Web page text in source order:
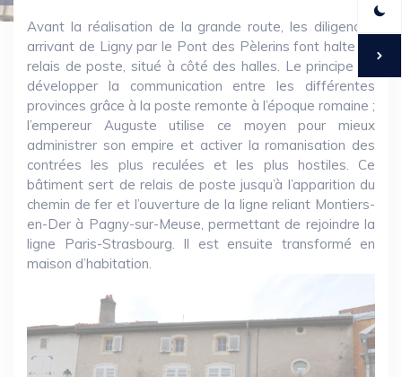
Avant la réalisation de la grande route, les diligences
arrivant de Ligny par le Pont des Pèlerins font halte au
relais de poste, situé à côté des halles. Le principe de
développer la communication entre les différentes
provinces grâce à la poste remonte à l’époque romaine ;
l’empereur Auguste utilise ce moyen pour mieux
administrer son empire et activer la romanisation des
contrées les plus reculées et les plus hostiles. Ce
bâtiment sert de relais de poste jusqu’à l’apparition du
chemin de fer et l’ouverture de la ligne reliant Montiers-
en-Der à Pagny-sur-Meuse, permettant de rejoindre la
ligne Paris-Strasbourg. Il est ensuite transformé en
maison d’habitation.